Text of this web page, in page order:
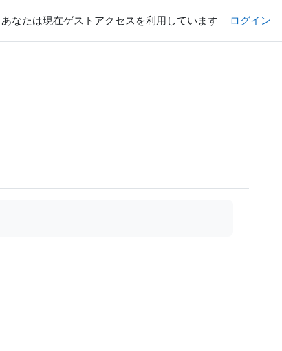
あなたは現在ゲストアクセスを利用しています ログイン